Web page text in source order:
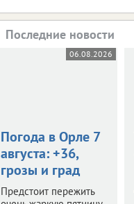
Последние новости
06.08.2026
Погода в Орле 7
августа: +36,
грозы и град
Предстоит пережить